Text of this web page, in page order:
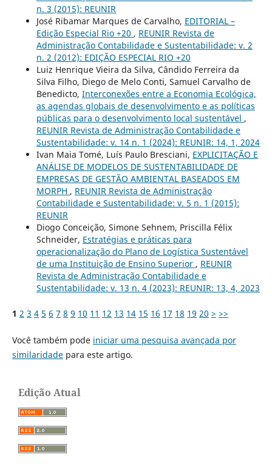
n. 3 (2015): REUNIR
José Ribamar Marques de Carvalho, EDITORIAL –
Edição Especial Rio +20 , REUNIR Revista de
Administração Contabilidade e Sustentabilidade: v. 2
n. 2 (2012): EDIÇÃO ESPECIAL RIO +20
Luiz Henrique Vieira da Silva, Cândido Ferreira da
Silva Filho, Diego de Melo Conti, Samuel Carvalho de
Benedicto, Interconexões entre a Economia Ecológica,
as agendas globais de desenvolvimento e as políticas
públicas para o desenvolvimento local sustentável ,
REUNIR Revista de Administração Contabilidade e
Sustentabilidade: v. 14 n. 1 (2024): REUNIR: 14, 1, 2024
Ivan Maia Tomé, Luís Paulo Bresciani, EXPLICITAÇÃO E
ANÁLISE DE MODELOS DE SUSTENTABILIDADE DE
EMPRESAS DE GESTÃO AMBIENTAL BASEADOS EM
MORPH , REUNIR Revista de Administração
Contabilidade e Sustentabilidade: v. 5 n. 1 (2015):
REUNIR
Diogo Conceição, Simone Sehnem, Priscilla Félix
Schneider, Estratégias e práticas para
operacionalização do Plano de Logística Sustentável
de uma Instituição de Ensino Superior , REUNIR
Revista de Administração Contabilidade e
Sustentabilidade: v. 13 n. 4 (2023): REUNIR: 13, 4, 2023
1 2 3 4 5 6 7 8 9 10 11 12 13 14 15 16 17 18 19 20 > >>
Você também pode iniciar uma pesquisa avançada por
similaridadepara este artigo.
Edição Atual